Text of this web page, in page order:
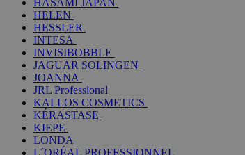
HASAMI JAPAN
HELEN
HESSLER
INTESA
INVISIBOBBLE
JAGUAR SOLINGEN
JOANNA
JRL Professional
KALLOS COSMETICS
KÉRASTASE
KIEPE
LONDA
L´ORÉAL PROFESSIONNEL